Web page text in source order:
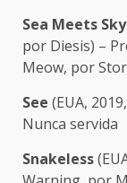
Sea Meets Sky
por Diesis) –
Meow, por
See (EUA,
Nunca servida
Snakeless